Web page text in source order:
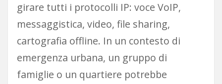
girare tutti i protocolli IP: voce VoIP,
messaggistica, video, file sharing,
cartografia offline. In un contesto di
emergenza urbana, un gruppo di
famiglie o un quartiere potrebbe